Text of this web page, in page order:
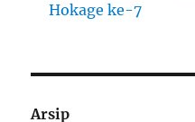
Hokage ke-7
Arsip